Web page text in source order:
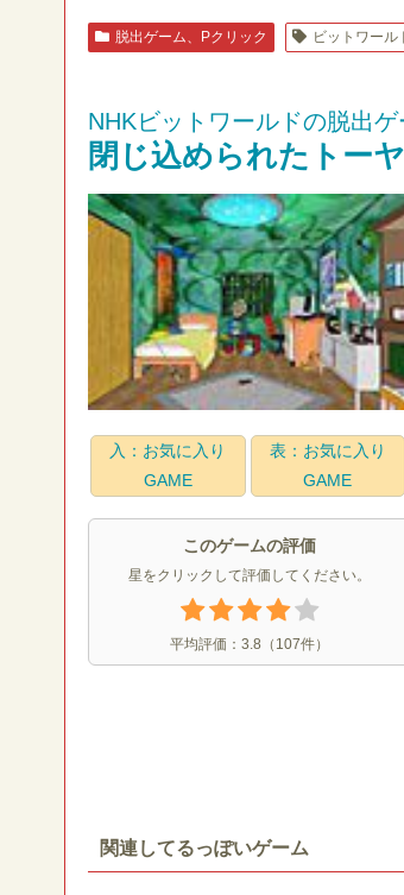
脱出ゲーム、Pクリック ビットワール
NHKビットワールドの脱出ゲ
閉じ込められたトー
入：お気に入り
GAME
表：お気に入り
GAME
このゲームの評価
星をクリックして評価してください。
平均評価： 3.8 （ 107件）
関連してるっぽいゲーム